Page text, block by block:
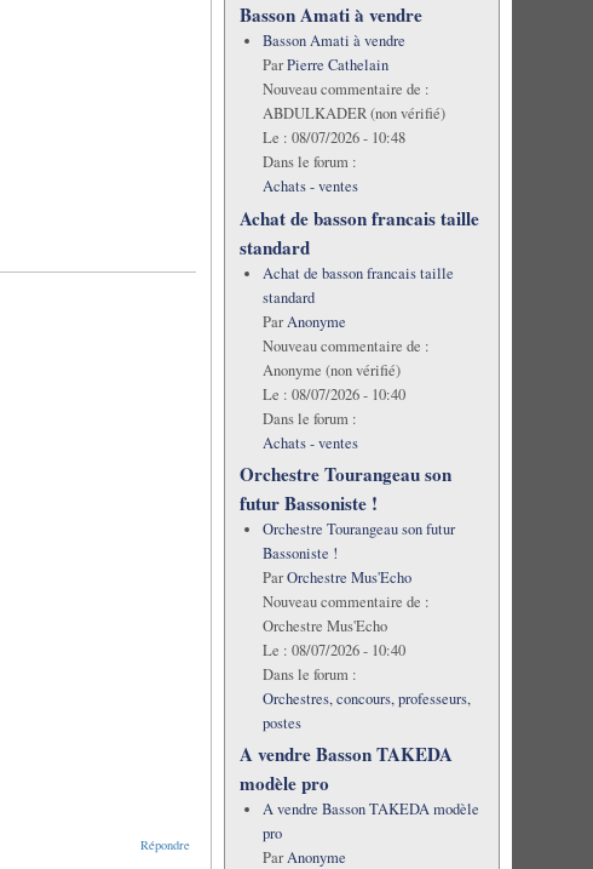
Répondre
Basson Amati à vendre
Basson Amati à vendre
ParPierre Cathelain
Nouveau commentaire de :
ABDULKADER (non vérifié)
Le : 08/07/2026 - 10:48
Dans le forum :
Achats - ventes
Achat de basson francais taille
standard
Achat de basson francais taille
standard
ParAnonyme
Nouveau commentaire de :
Anonyme (non vérifié)
Le : 08/07/2026 - 10:40
Dans le forum :
Achats - ventes
Orchestre Tourangeau son
futur Bassoniste !
Orchestre Tourangeau son futur
Bassoniste !
ParOrchestre Mus'Echo
Nouveau commentaire de :
Orchestre Mus'Echo
Le : 08/07/2026 - 10:40
Dans le forum :
Orchestres, concours, professeurs,
postes
A vendre Basson TAKEDA
modèle pro
A vendre Basson TAKEDA modèle
pro
ParAnonyme